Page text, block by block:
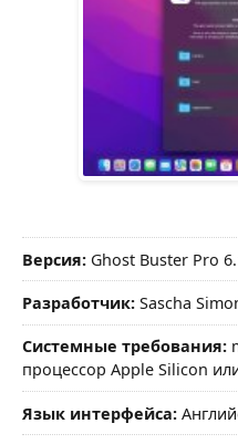
Версия: Ghost Buster Pro
Разработчик: Sascha
Системные требования:
процессор Apple Silicon
Язык интерфейса: